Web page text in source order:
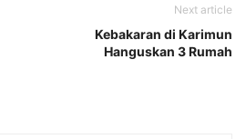
Next article
Kebakaran di Karimun
Hanguskan 3 Rumah